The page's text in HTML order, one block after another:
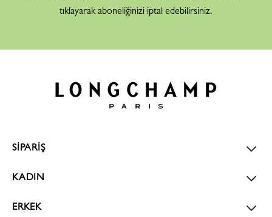
tıklayarak aboneliğinizi iptal edebilirsiniz.
SİPARİŞ
KADIN
ERKEK